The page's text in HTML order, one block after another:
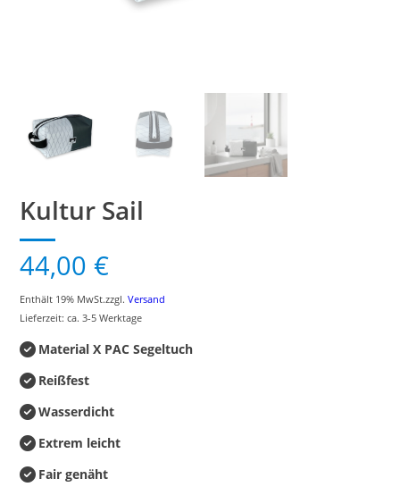
Kultur Sail
44,00€
Enthält 19% MwSt.zzgl.Versand
Lieferzeit: ca. 3-5 Werktage
Material X PAC Segeltuch
Reißfest
Wasserdicht
Extrem leicht
Fair genäht